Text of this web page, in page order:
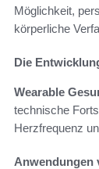
Möglichkeit,
körperliche
Die
Wearable
technische
Herzfrequenz
Anwendungen